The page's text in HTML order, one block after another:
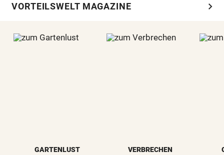
VORTEILSWELT MAGAZINE chevron_right
GARTENLUST VERBRECHEN